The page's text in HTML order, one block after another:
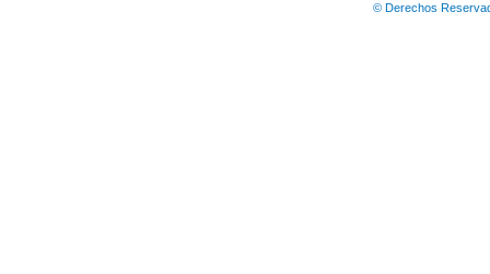
© Derechos